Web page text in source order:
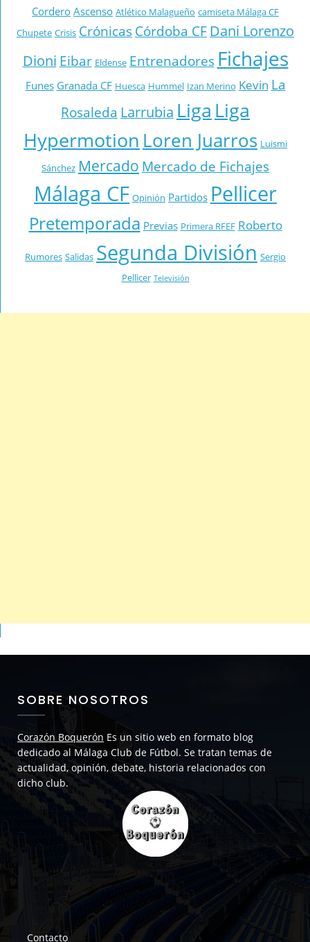
CorderoAscenso Atlético Malagueño camiseta Málaga CF
Chupete Crisis Crónicas Córdoba CF Dani Lorenzo
Dioni Eibar Eldense Entrenadores Fichajes
Funes Granada CF Huesca Hummel Izan Merino Kevin La
Rosaleda Larrubia Liga Liga
Hypermotion Loren Juarros Luismi
Sánchez Mercado Mercado de Fichajes
Málaga CF Opinión Partidos Pellicer
Pretemporada Previas Primera RFEF Roberto
Rumores Salidas Segunda División Sergio
Pellicer Televisión
SOBRE NOSOTROS
Corazón Boquerón Es un sitio web en formato blog
dedicado al Málaga Club de Fútbol. Se tratan temas de
actualidad, opinión, debate, historia relacionados con
dicho club.
Contacto